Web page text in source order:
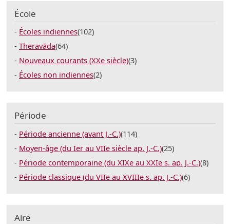
École
Écoles indiennes(102)
Theravāda(64)
Nouveaux courants (XXe siècle)(3)
Écoles non indiennes(2)
Période
Période ancienne (avant J.-C.)(114)
Moyen-âge (du Ier au VIIe siècle ap. J.-C.)(25)
Période contemporaine (du XIXe au XXIe s. ap. J.-C.)(8)
Période classique (du VIIe au XVIIIe s. ap. J.-C.)(6)
Aire